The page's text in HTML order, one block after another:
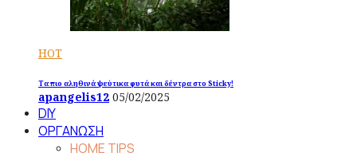
HOT
Τα πιο αληθινά ψεύτικα φυτά και δέντρα στο Sticky!
apangelis12 05/02/2025
DIY
ΟΡΓΑΝΩΣΗ
HOME TIPS